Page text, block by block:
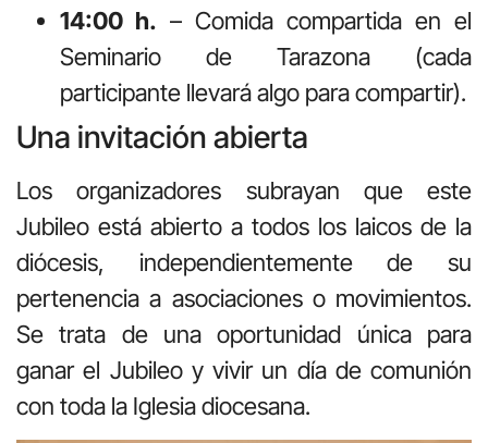
14:00 h. – Comida compartida en el
Seminario de Tarazona (cada
participante llevará algo para compartir).
Una invitación abierta
Los organizadores subrayan que este
Jubileo está abierto a todos los laicos de la
diócesis, independientemente de su
pertenencia a asociaciones o movimientos.
Se trata de una oportunidad única para
ganar el Jubileo y vivir un día de comunión
con toda la Iglesia diocesana.